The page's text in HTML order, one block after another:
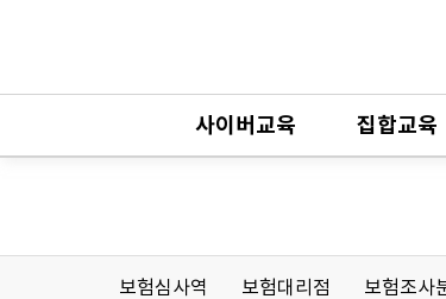
사이버교육 집합교육
보험심사역 보험대리점 보험조사